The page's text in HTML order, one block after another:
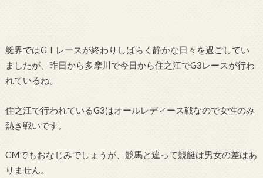
艇界ではGⅠレースが終わりしばらく静かな日々を過ごしてい
ましたが、昨日から多摩川で今日から住之江でG3レースが行わ
れているね。
住之江で行われているG3はオールレディース戦なので女性のみ
熱き戦いです。
CMでもおなじみでしょうが、競馬と違って競艇は男女の差はあ
りません。